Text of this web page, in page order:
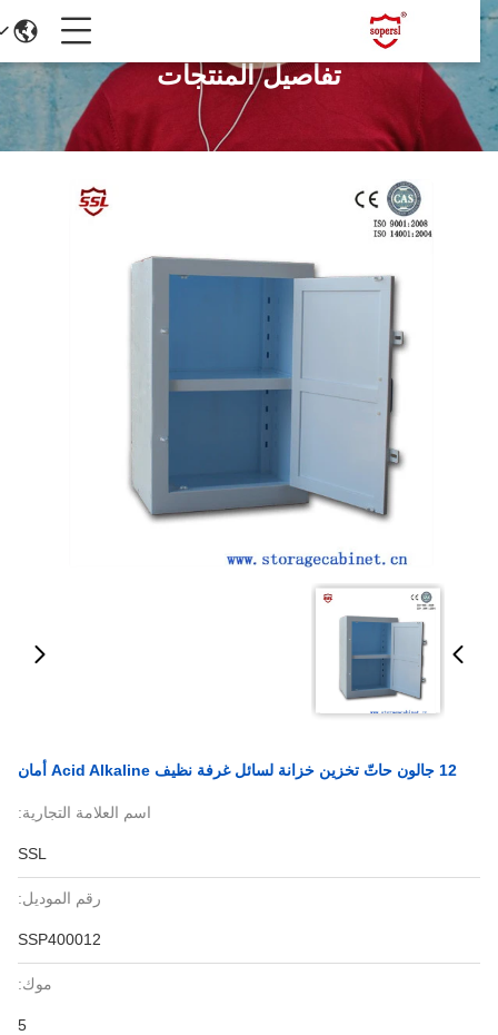
تفاصيل المنتجات
12 جالون حاتّ تخزين خزانة لسائل غرفة نظيف Acid Alkaline أمان
اسم العلامة التجارية:
SSL
رقم الموديل:
SSP400012
موك:
5